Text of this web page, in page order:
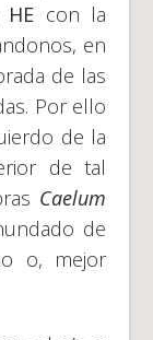
HE con la
en
de las
Por ello
de la
de tal
Caelum
de
o, mejor